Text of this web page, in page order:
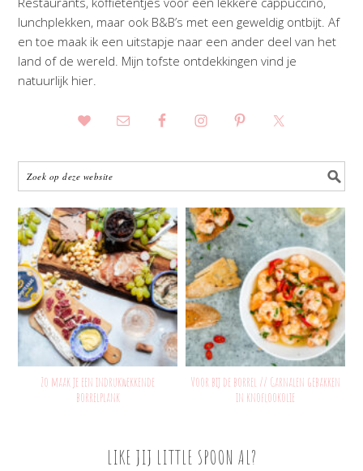
lunchplekken, maar ook B&B’s met een geweldig ontbijt. Af
en toe maak ik een uitstapje naar een ander deel van het
land of de wereld. Mijn tofste ontdekkingen vind je
natuurlijk hier.
Zo maak je een indrukwekkende
borrelplank
Voor bij de borrel // Garnalen gebakken
in knoflookolie
LIKE JIJ LITTLE SPOON AL?